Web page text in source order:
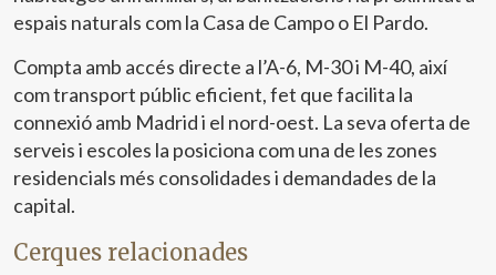
espais naturals com la Casa de Campo o El Pardo.
Compta amb accés directe a l’A-6, M-30 i M-40, així
com transport públic eficient, fet que facilita la
connexió amb Madrid i el nord-oest. La seva oferta de
serveis i escoles la posiciona com una de les zones
residencials més consolidades i demandades de la
capital.
Cerques relacionades